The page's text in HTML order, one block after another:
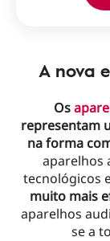
A nova
Os
representam
na forma
aparelhos
tecnológicos
muito mais
aparelhos
se a